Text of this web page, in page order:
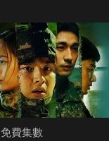
免費集數